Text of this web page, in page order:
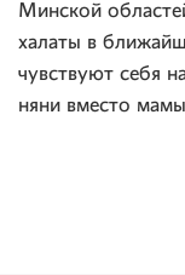
Минской
халаты в
чувствуют себя
няни вместо